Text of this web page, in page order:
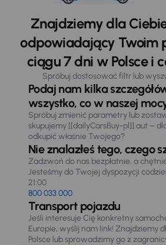
Znajdziemy dla
odpowiadający Twoim
ciągu 7 dni w Polsce i
Spróbuj dostosować filtr lub
Podaj nam kilka
wszystko, co w naszej
Spróbuj zmienić parametry lub
skupujemy [[dailyCarsBuy-pl]] aut –
odkupić właśnie Twojego?
Nie znalazłeś tego, czego
Zadzwoń do nas bezpłatnie, a
Jesteśmy do Twojej dyspozycji
21:00
800 033 000
Transport pojazdu
Jeśli interesuje Cię konkretny
Europie, wyślij nam link! Znajdziemy
Polsce lub sprowadzimy go z